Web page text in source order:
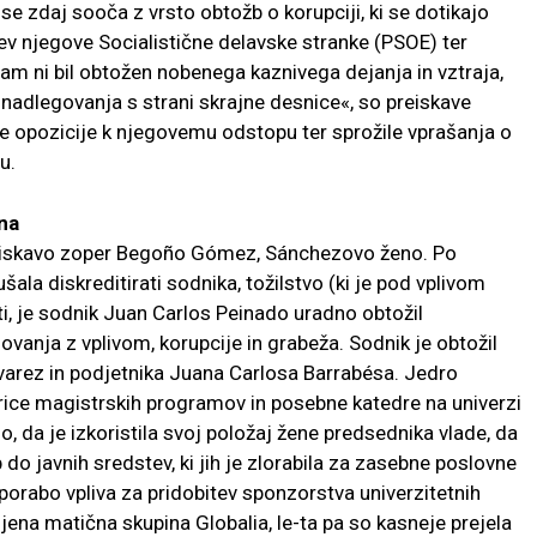
zdaj sooča z vrsto obtožb o korupciji, ki se dotikajo
njegove Socialistične delavske stranke (PSOE) ter
ni bil obtožen nobenega kaznivega dejanja in vztraja,
s strani skrajne desnice«, so preiskave
opozicije k njegovemu odstopu ter sprožile vprašanja o
zoper Begoño Gómez, Sánchezovo ženo. Po
diskreditirati sodnika, tožilstvo (ki je pod vplivom
je sodnik Juan Carlos Peinado uradno obtožil
z vplivom, korupcije in grabeža. Sodnik je obtožil
in podjetnika Juana Carlosa Barrabésa. Jedro
magistrskih programov in posebne katedre na univerzi
da je izkoristila svoj položaj žene predsednika vlade, da
javnih sredstev, ki jih je zlorabila za zasebne poslovne
vpliva za pridobitev sponzorstva univerzitetnih
matična skupina Globalia, le-ta pa so kasneje prejela